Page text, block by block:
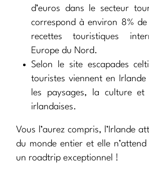
d’euros dans le secteur
correspond à environ 8% de
recettes touristiques
Europe du Nord.
Selon le site escapades
touristes viennent en
les paysages, la culture et
irlandaises.
Vous l’aurez compris, l’Irlande
du monde entier et elle
un roadtrip exceptionnel !